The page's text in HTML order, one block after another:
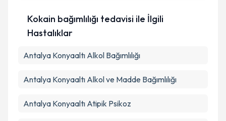
Kokain bağımlılığı tedavisi ile İlgili
Hastalıklar
Antalya Konyaaltı Alkol Bağımlılığı
Antalya Konyaaltı Alkol ve Madde Bağımlılığı
Antalya Konyaaltı Atipik Psikoz